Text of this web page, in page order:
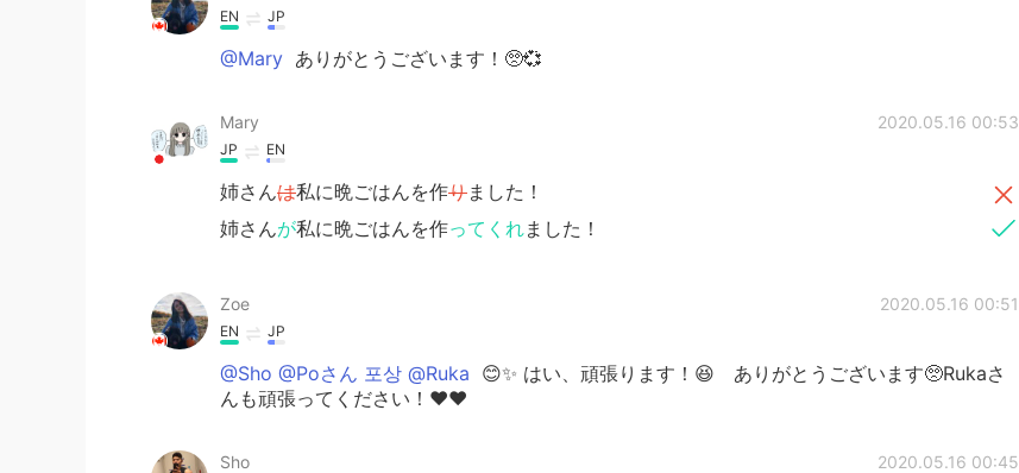
EN JP
@Mary ありがとうございます！🥺💞
Mary 2020.05.16 00:53
JP EN
姉さんは私に晩ごはんを作りました！
姉さんが私に晩ごはんを作ってくれました！
Zoe 2020.05.16 00:51
EN JP
@Sho @Poさん 포상 @Ruka 😊✨ はい、頑張ります！😆 ありがとうございます🥺Rukaさ
んも頑張ってください！❤️❤️
Sho 2020.05.16 00:45